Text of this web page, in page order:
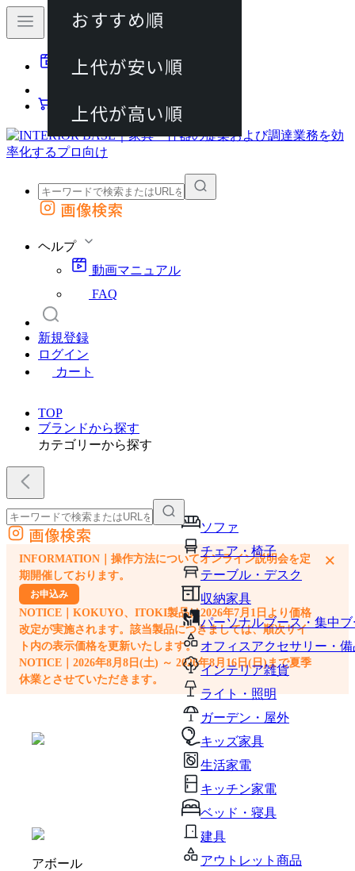
動画マニュアル
カート
外部サイトの商品をカートに追加
画像検索
ヘルプ
動画マニュアル
FAQ
新規登録
ログイン
カート
TOP
ブランドから探す
カテゴリーから探す
ソファ
チェア・椅子
テーブル・デスク
収納家具
パーソナルブース・集中
オフィスアクセサリー・備
インテリア雑貨
ライト・照明
ガーデン・屋外
キッズ家具
生活家電
キッチン家電
ベッド・寝具
建具
アウトレット商品
外部サイトの商品をカートに追加
他のサイトで見つけた商品ページのURLを貼り付けて、カートに追加できます
画像検索
INFORMATION｜操作方法についてオンライン説明会を定
期開催しております。
お申込み
NOTICE｜KOKUYO、ITOKI製品は2026年7月1日より価格
改定が実施されます。該当製品につきましては、順次サイ
ト内の表示価格を更新いたします。
NOTICE｜2026年8月8日(土) ～ 2026年8月16日(日)まで夏季
休業とさせていただきます。
×
アボール
おすすめ順
上代が安い順
上代が高い順